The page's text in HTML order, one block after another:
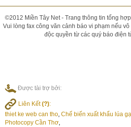
©2012 Miền Tây Net - Trang thông tin tổng
Vui lòng fax công văn cảnh báo vi phạm nếu
độc quyền từ các quý báo điện
Được tài trợ bởi:
Liên Kết(?):
thiet ke web can tho, Chế biến xuất khẩu lúa
Photocopy Cần Thơ,